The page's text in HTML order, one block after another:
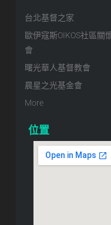
台北基督之家
歐伊寇斯OIKOS社區關
會
曙光華人基督教會
晨星之光基金會
More
位置